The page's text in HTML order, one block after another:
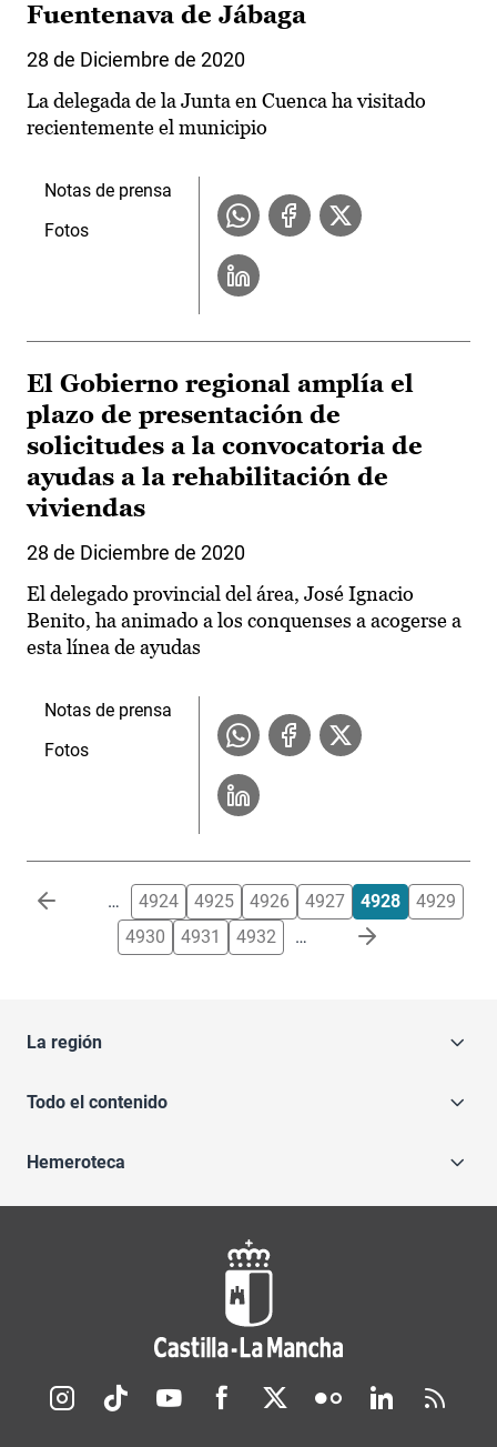
Fuentenava de Jábaga
28 de Diciembre de 2020
La delegada de la Junta en Cuenca ha visitado
recientemente el municipio
Notas de prensa
Fotos
El Gobierno regional amplía el
plazo de presentación de
solicitudes a la convocatoria de
ayudas a la rehabilitación de
viviendas
28 de Diciembre de 2020
El delegado provincial del área, José Ignacio
Benito, ha animado a los conquenses a acogerse a
esta línea de ayudas
Notas de prensa
Fotos
Paginación … 4924 4925 4926 4927 4928
4929
4930
4931 4932 …
La región
Todo el contenido
Hemeroteca
Redes sociales JCCM